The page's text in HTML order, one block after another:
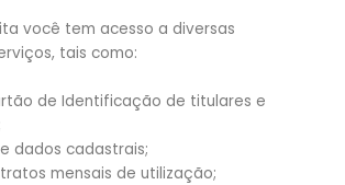
você tem acesso a diversas
tais como:
de Identificação de titulares e
dados cadastrais;
mensais de utilização;